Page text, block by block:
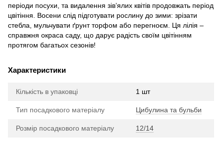
періоди посухи, та видалення зів’ялих квітів продовжать період
цвітіння. Восени слід підготувати рослину до зими: зрізати
стебла, мульчувати ґрунт торфом або перегноєм. Ця лілія –
справжня окраса саду, що дарує радість своїм цвітінням
протягом багатьох сезонів!
Характеристики
Кількість в упаковці 1 шт
Тип посадкового матеріалу Цибулина та бульби
Розмір посадкового матеріалу 12/14